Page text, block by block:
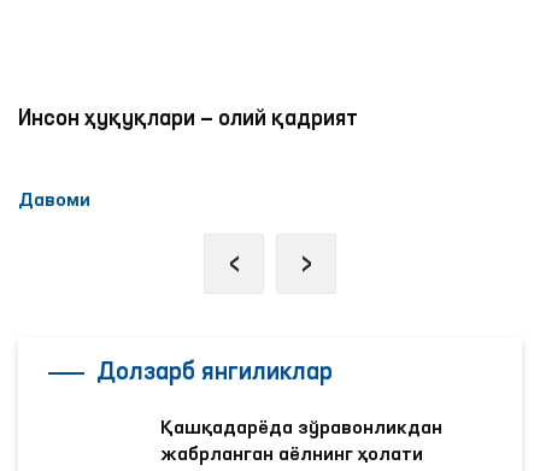
Инсон ҳуқуқлари — олий қадрият
Давоми
‹ ›
Долзарб янгиликлар
Қашқадарёда зўравонликдан
жабрланган аёлнинг ҳолати